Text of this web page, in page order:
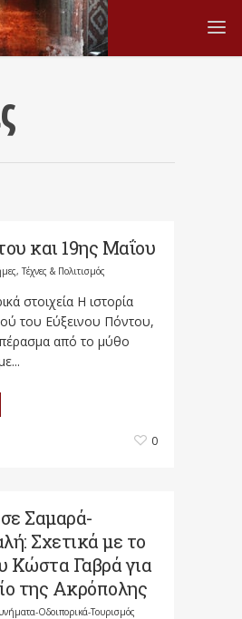
και 19ης Μαΐου
Τέχνες & Πολιτισμός
στοιχεία Η ιστορία
του Εύξεινου Πόντου,
πέρασμα από το μύθο
0
Σαμαρά-
Σχετικά με το
Κώστα Γαβρά για
της Ακρόπολης
Οδοιπορικά-Τουρισμός